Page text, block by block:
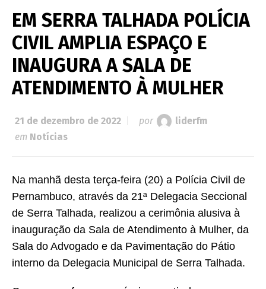
EM SERRA TALHADA POLÍCIA
CIVIL AMPLIA ESPAÇO E
INAUGURA A SALA DE
ATENDIMENTO À MULHER
21 de dezembro de 2022 por
liderfm
em Notícias
Na manhã desta terça-feira (20) a Polícia Civil de
Pernambuco, através da 21ª Delegacia Seccional
de Serra Talhada, realizou a cerimônia alusiva à
inauguração da Sala de Atendimento à Mulher, da
Sala do Advogado e da Pavimentação do Pátio
interno da Delegacia Municipal de Serra Talhada.